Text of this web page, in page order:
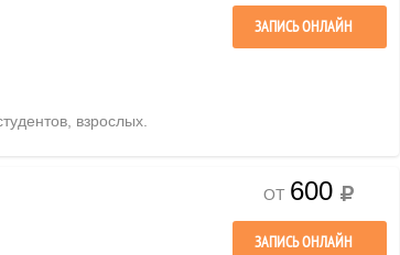
взрослых.
ЗАПИСЬ ОНЛАЙН
ОТ 600
ЗАПИСЬ ОНЛАЙН